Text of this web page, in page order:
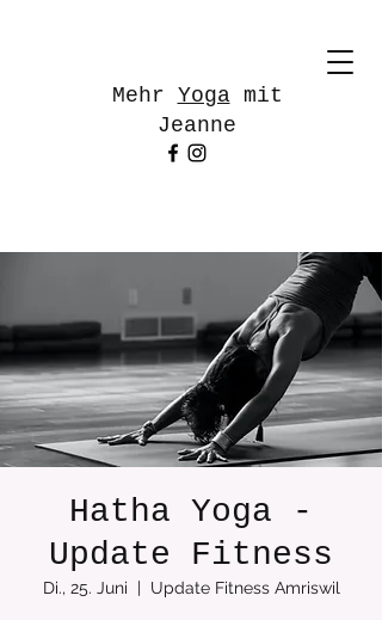
Mehr Yogamit
Jeanne
Hatha Yoga -
Update Fitness
Di., 25. Juni
  |
Update Fitness Amriswil